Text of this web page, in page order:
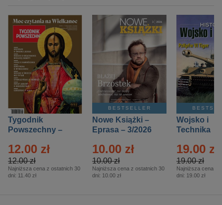
Tygodnik
Powszechny –
12.00 zł
12.00 zł
Najniższa cena z ostatnich 30
dni: 11.40 zł
BESTSELLER
Nowe Książki –
Eprasa – 3/2026
10.00 zł
10.00 zł
Najniższa cena z ostatnich 30
dni: 10.00 zł
Wojsko i
Technika
– 2/2026
19.00 zł
19.00 zł
Najniższa cena z
dni: 19.00 zł